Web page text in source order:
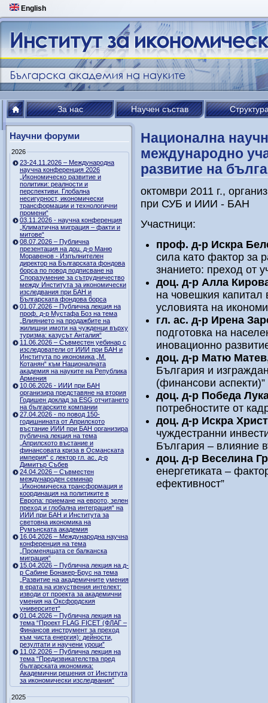
English
За нас Научен състав
Научни форуми
2026
23-24.11.2026 – Международна
научна конференция 2026
„Икономическо развитие и
политики: реалности и
перспективи. Глобална
несигурност, икономически
трансформации и технологични
промени“
03.11.2026 - научна конференция
„Климатична миграция – факти и
митове“
08.07.2026 – Публична
презентация на доц. д-р Маню
Моравенов - Изпълнителен
директор на Българската фондова
борса по повод подписване на
Споразумение за сътрудничество
между Института за икономически
изследвания при БАН и
Българската фондова борса
01.07.2026 – Публична лекция на
проф. д-р Мустафа Боз на тема
„Влиянието на продажбите на
жилищни имоти на чужденци върху
туризма: казусът Анталия“
11.06.2026 – Съвместен уебинар с
изследователи от ИИИ при БАН и
Института по икономика „М.
Котанян“ към Националната
академия на науките на Република
Армения
10.06.2026 - ИИИ при БАН
организира представяне на втория
Годишен доклад за ESG отчитането
на българските компании
27.04.2026 - по повод 150-
годишнината от Априлското
въстание ИИИ при БАН организира
публична лекция на тема
„Априлското въстание и
финансовата криза в Османската
империя“ с лектор гл. ас. д-р
Димитър Събев
24.04.2026 – Съвместен
международен семинар
„Икономическа трансформация и
координация на политиките в
Европа: приемане на еврото, зелен
преход и глобална интеграция“ на
ИИИ при БАН и Института за
световна икономика на
Румънската академия
16.04.2026 – Международна научна
конференция на тема
„Променящата се балканска
миграция“
15.04.2026 – Публична лекция на д-
р Сабине Бонакер-Брус на тема
„Развитие на академичните умения
в ерата на изкуствения интелект:
изводи от проекта за академични
умения на Оксфордския
университет“
01.04.2026 – Публична лекция на
тема “Проект FLAG FICET (ФЛАГ –
Финансов инструмент за преход
към чиста енергия): дейности,
резултати и научени уроци”
11.02.2026 – Публична лекция на
тема “Предизвикателства пред
българската икономика:
Академични решения от Института
за икономически изследвания”
2025
Национална
международно
развитие на
октомври 2011 г.,
при СУБ и ИИИ - БАН
Участници:
проф. д-р Искра
сила като фактор за
знанието: преход от
доц. д-р Алла
на човешкия капитал
условията на
гл. ас. д-р Ирена
подготовка на
иновационно
доц. д-р Матю Матев
България и
(финансови аспекти)”
доц. д-р Победа
потребностите от
доц. д-р Искра
чуждестранни
България – влияние
доц. д-р Веселина
енергетиката –
ефективност”